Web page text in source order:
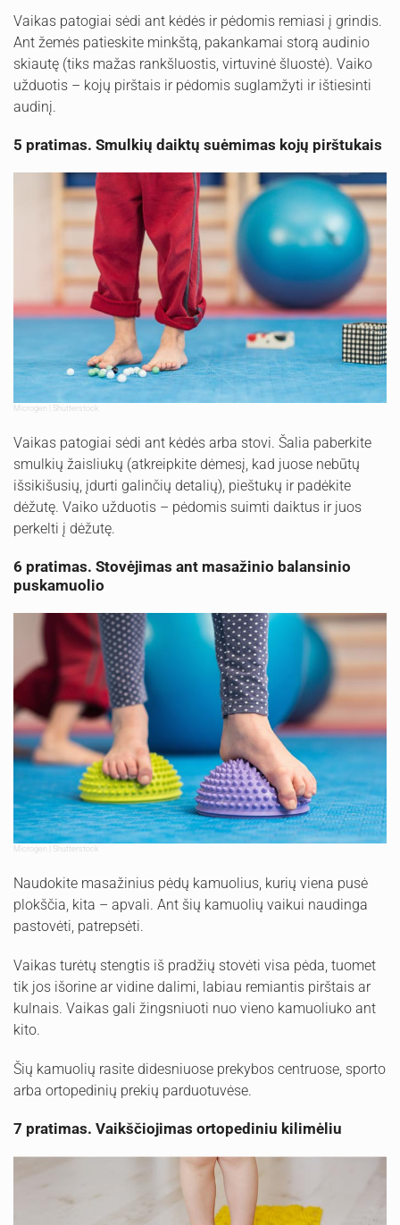
Vaikas patogiai sėdi ant kėdės ir pėdomis remiasi į grindis.
Ant žemės patieskite minkštą, pakankamai storą audinio
skiautę (tiks mažas rankšluostis, virtuvinė šluostė). Vaiko
užduotis – kojų pirštais ir pėdomis suglamžyti ir ištiesinti
audinį.
5 pratimas. Smulkių daiktų suėmimas kojų pirštukais
Microgen | Shutterstock
Vaikas patogiai sėdi ant kėdės arba stovi. Šalia paberkite
smulkių žaisliukų (atkreipkite dėmesį, kad juose nebūtų
išsikišusių, įdurti galinčių detalių), pieštukų ir padėkite
dėžutę. Vaiko užduotis – pėdomis suimti daiktus ir juos
perkelti į dėžutę.
6 pratimas. Stovėjimas ant masažinio balansinio
puskamuolio
Microgen | Shutterstock
Naudokite masažinius pėdų kamuolius, kurių viena pusė
plokščia, kita – apvali. Ant šių kamuolių vaikui naudinga
pastovėti, patrepsėti.
Vaikas turėtų stengtis iš pradžių stovėti visa pėda, tuomet
tik jos išorine ar vidine dalimi, labiau remiantis pirštais ar
kulnais. Vaikas gali žingsniuoti nuo vieno kamuoliuko ant
kito.
Šių kamuolių rasite didesniuose prekybos centruose, sporto
arba ortopedinių prekių parduotuvėse.
7 pratimas. Vaikščiojimas ortopediniu kilimėliu